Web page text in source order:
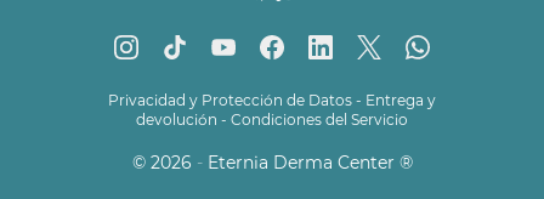
Privacidad y Protección de Datos - Entrega y
devolución - Condiciones del Servicio
© 2026 - Eternia Derma Center ®